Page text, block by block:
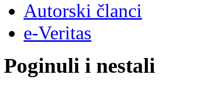
Autorski članci
e-Veritas
Poginuli i nestali